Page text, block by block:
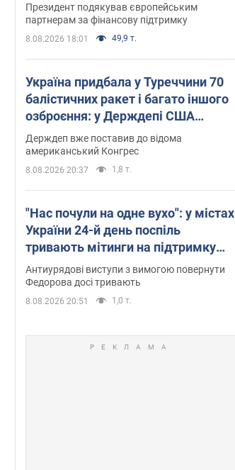
Президент подякував європейським
партнерам за фінансову підтримку
8.08.2026 18:01 49,9 т.
Україна придбала у Туреччини 70
балістичних ракет і багато іншого
озброєння: у Держдепі США
оприлюднили список
Держдеп вже поставив до відома
американський Конгрес
8.08.2026 20:37 1,8 т.
"Нас почули на одне вухо": у містах
України 24-й день поспіль
тривають мітинги на підтримку
Федорова. Фото і відео
Антиурядові виступи з вимогою повернути
Федорова досі тривають
8.08.2026 20:51 1,0 т.